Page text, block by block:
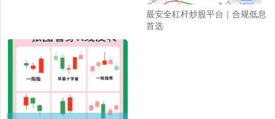
最安全杠杆炒股平台｜合规低息
首选